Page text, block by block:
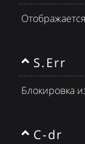
S.Err
Блокировка
C-dr